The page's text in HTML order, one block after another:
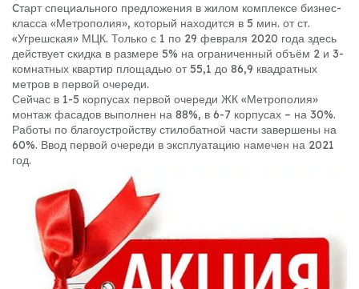
Cтарт специального предложения в жилом комплексе бизнес-
класса «Метрополия», который находится в 5 мин. от ст.
«Угрешская» МЦК. Только с 1 по 29 февраля 2020 года здесь
действует скидка в размере 5% на ограниченный объём 2 и 3-
комнатных квартир площадью от 55,1 до 86,9 квадратных
метров в первой очереди.
Сейчас в 1-5 корпусах первой очереди ЖК «Метрополия»
монтаж фасадов выполнен на 88%, в 6-7 корпусах – на 30%.
Работы по благоустройству стилобатной части завершены на
60%. Ввод первой очереди в эксплуатацию намечен на 2021
год.